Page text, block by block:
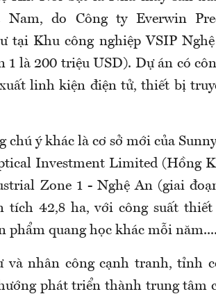
Nam, do Công ty Everwin
tại Khu công nghiệp VSIP
1 là 200 triệu USD). Dự án có
linh kiện điện tử, thiết bị
chú ý khác là cơ sở mới của
Investment Limited (Hồng
Zone 1 - Nghệ An (giai
tích 42,8 ha, với công suất
phẩm quang học khác mỗi năm....
và nhân công cạnh tranh, tỉnh
phát triển thành trung tâm